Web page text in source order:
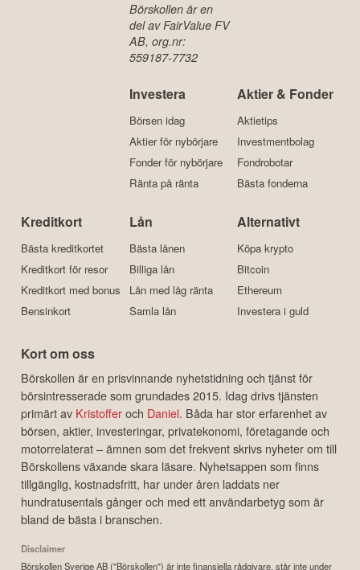
Börskollen är en
del av FairValue FV
AB, org.nr:
559187-7732
Investera
Börsen idag
Aktier för nybörjare
Fonder för nybörjare
Ränta på ränta
Aktier & Fonder
Aktietips
Investmentbolag
Fondrobotar
Bästa fonderna
Kreditkort
Bästa kreditkortet
Kreditkort för resor
Kreditkort med bonus
Bensinkort
Lån
Bästa lånen
Billiga lån
Lån med låg ränta
Samla lån
Alternativt
Köpa krypto
Bitcoin
Ethereum
Investera i guld
Kort om oss
Börskollen är en prisvinnande nyhetstidning och tjänst för
börsintresserade som grundades 2015. Idag drivs tjänsten
primärt av Kristofferoch Daniel. Båda har stor erfarenhet av
börsen, aktier, investeringar, privatekonomi, företagande och
motorrelaterat – ämnen som det frekvent skrivs nyheter om till
Börskollens växande skara läsare. Nyhetsappen som finns
tillgänglig, kostnadsfritt, har under åren laddats ner
hundratusentals gånger och med ett användarbetyg som är
bland de bästa i branschen.
Disclaimer
Börskollen Sverige AB ("Börskollen") är inte finansiella rådgivare, står inte under